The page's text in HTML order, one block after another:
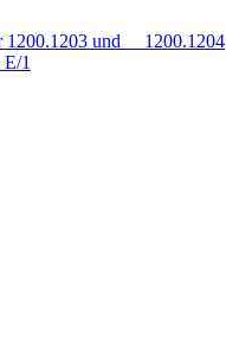
1200.1203 und 1200.1204
1